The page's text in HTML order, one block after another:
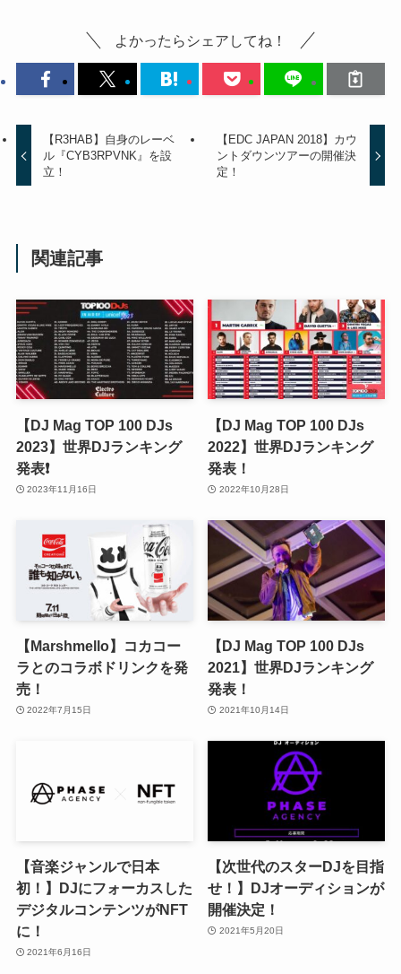
よかったらシェアしてね！
【R3HAB】自身のレーベ
ル『CYB3RPVNK』を設
立！
【EDC JAPAN 2018】カウ
ントダウンツアーの開催決
定！
関連記事
【DJ Mag TOP 100 DJs
2023】世界DJランキング
発表❗️
2023年11月16日
【DJ Mag TOP 100 DJs
2022】世界DJランキング
発表！
2022年10月28日
【Marshmello】コカコー
ラとのコラボドリンクを発
売！
2022年7月15日
【DJ Mag TOP 100 DJs
2021】世界DJランキング
発表！
2021年10月14日
【音楽ジャンルで日本
初！】DJにフォーカスした
デジタルコンテンツがNFT
に！
2021年6月16日
【次世代のスターDJを目指
せ！】DJオーディションが
開催決定！
2021年5月20日